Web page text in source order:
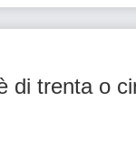
di trenta o